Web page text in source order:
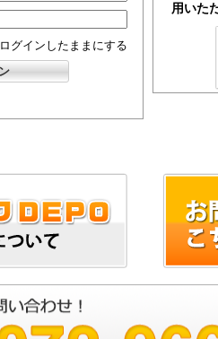
ログインしたままにする
用いた